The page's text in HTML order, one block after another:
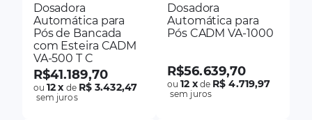
Dosadora
Automática para
Pós de Bancada
com Esteira CADM
VA-500 T C
R$41.189,70
ou12x de R$ 3.432,47
sem juros
Dosadora
Automática para
Pós CADM VA-1000
R$56.639,70
ou12 xde R$ 4.719,97
sem juros